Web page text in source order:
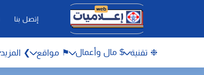
إتصل بنا
❉ تقنية $ مال وأعمال ⚑ مواقع ❯ المزيد